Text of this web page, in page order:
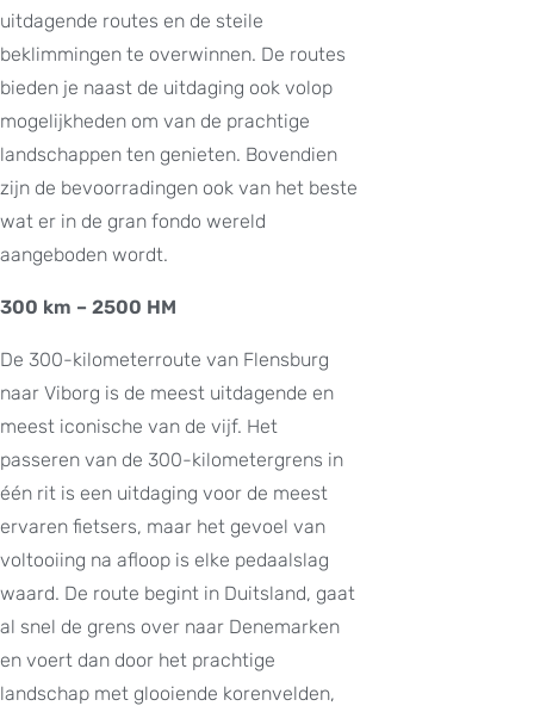
uitdagende routes en de steile
beklimmingen te overwinnen. De routes
bieden je naast de uitdaging ook volop
mogelijkheden om van de prachtige
landschappen ten genieten. Bovendien
zijn de bevoorradingen ook van het beste
wat er in de gran fondo wereld
aangeboden wordt.
300 km – 2500 HM
De 300-kilometerroute van Flensburg
naar Viborg is de meest uitdagende en
meest iconische van de vijf. Het
passeren van de 300-kilometergrens in
één rit is een uitdaging voor de meest
ervaren fietsers, maar het gevoel van
voltooiing na afloop is elke pedaalslag
waard. De route begint in Duitsland, gaat
al snel de grens over naar Denemarken
en voert dan door het prachtige
landschap met glooiende korenvelden,